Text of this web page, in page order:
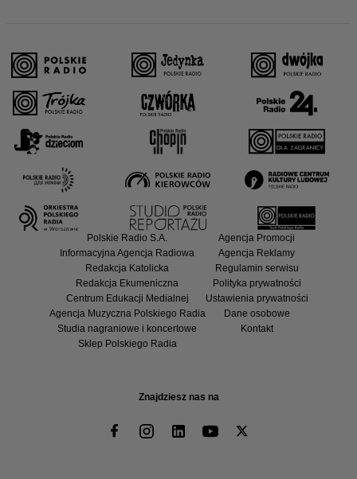
Znajdziesz nas na
Polskie Radio S.A.
Informacyjna Agencja Radiowa
Redakcja Katolicka
Redakcja Ekumeniczna
Centrum Edukacji Medialnej
Agencja Muzyczna Polskiego Radia
Studia nagraniowe i koncertowe
Sklep Polskiego Radia
Agencja Promocji
Agencja Reklamy
Regulamin serwisu
Polityka prywatności
Ustawienia prywatności
Dane osobowe
Kontakt